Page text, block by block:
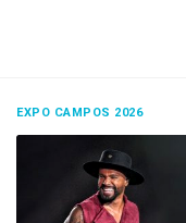
COLUNAS
Copyright
EXPO CAMPOS 2026